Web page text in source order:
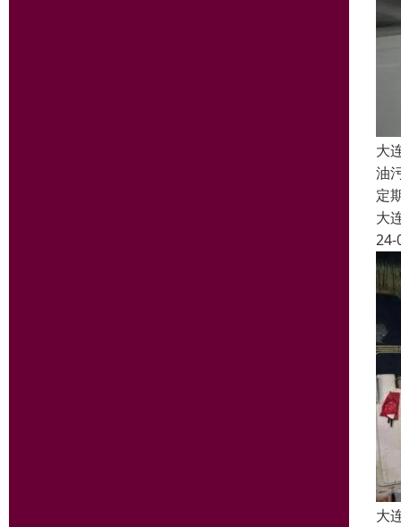
大
油
定
大
24-
大